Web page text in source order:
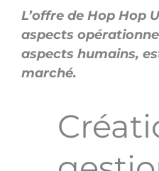
L’offre de Hop Hop
aspects
aspects humains,
marché.